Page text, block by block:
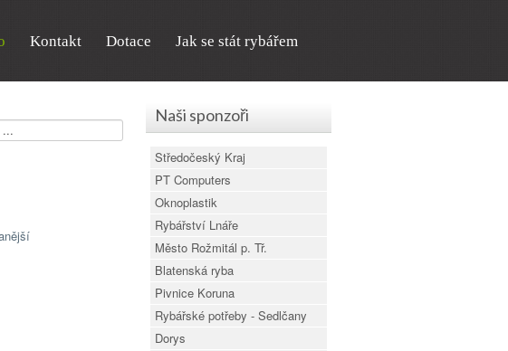
Kontakt Dotace Jak se stát rybářem
Naši sponzoři
Středočeský Kraj
PT Computers
Oknoplastik
Rybářství Lnáře
Město Rožmitál p. Tř.
Blatenská ryba
Pivnice Koruna
Rybářské potřeby - Sedlčany
Dorys